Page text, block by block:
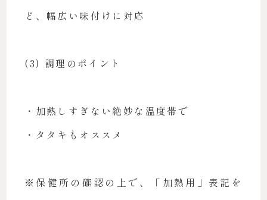
ど、幅広い味付けに対応
(3) 調理のポイント
・加熱しすぎない絶妙な温度帯で
・タタキもオススメ
※保健所の確認の上で、「加熱用」表記を